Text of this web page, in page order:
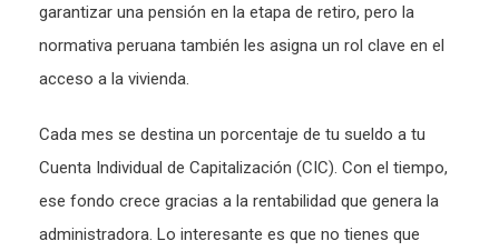
garantizar una pensión en la etapa de retiro, pero la
normativa peruana también les asigna un rol clave en el
acceso a la vivienda.
Cada mes se destina un porcentaje de tu sueldo a tu
Cuenta Individual de Capitalización (CIC). Con el tiempo,
ese fondo crece gracias a la rentabilidad que genera la
administradora. Lo interesante es que no tienes que